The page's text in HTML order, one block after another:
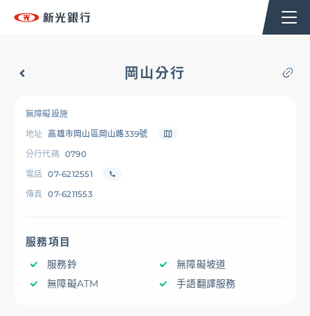
台新新光集團
OMNI-U
信用卡
貸款
存匯
岡山分行
無障礙設施
地址 高雄市岡山區岡山路339號
分行代碼 0790
電話 07-6212551
傳真 07-6211553
服務項目
服務鈴
無障礙坡道
無障礙ATM
手語翻譯服務